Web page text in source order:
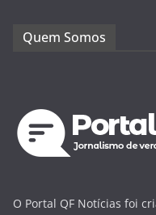
Quem Somos
O Portal QF Notícias foi